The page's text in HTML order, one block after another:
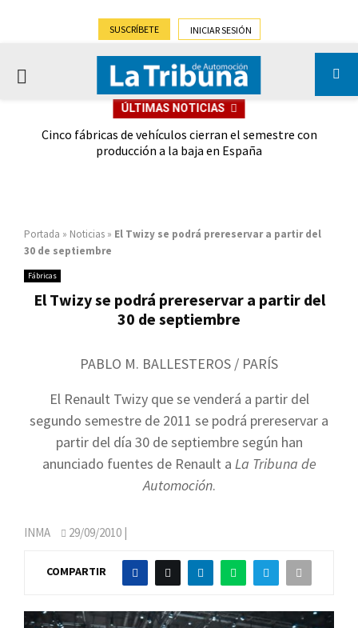
SUSCRÍBETE INICIAR SESIÓN
PRIMARY
ÚLTIMAS NOTICIAS
Cinco fábricas de vehículos cierran el semestre con
producción a la baja en España
Portada » Noticias » El Twizy se podrá prereservar a partir del
30 de septiembre
Fábricas
El Twizy se podrá prereservar a partir del
30 de septiembre
PABLO M. BALLESTEROS / PARÍS
El Renault Twizy que se venderá a partir del
segundo semestre de 2011 se podrá prereservar a
partir del día 30 de septiembre según han
anunciado fuentes de Renault a La Tribuna de
Automoción.
INMA 29/09/2010 |
COMPARTIR